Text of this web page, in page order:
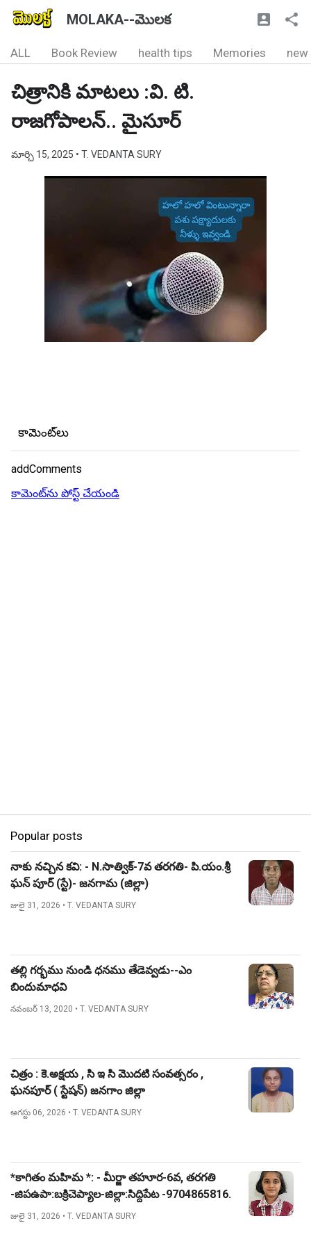
MOLAKA--మొలక
ALL Book Review health tips Memories new
చిత్రానికి మాటలు :వి. టి.
రాజగోపాలన్.. మైసూర్
మార్చి 15, 2025 • T. VEDANTA SURY
కామెంట్‌లు
addComments
కామెంట్‌ను పోస్ట్ చేయండి
Popular posts
నాకు నచ్చిన కవి: - N.సాత్విక్-7వ తరగతి- పి.యం.శ్రీ
ఘన్ పూర్ (స్టే)- జనగామ (జిల్లా)
జులై 31, 2026 • T. VEDANTA SURY
తల్లి గర్భము నుండి ధనము తేడెవ్వడు--ఎం
బిందుమాధవి
నవంబర్ 13, 2020 • T. VEDANTA SURY
చిత్రం : కె.అక్షయ , సి ఇ సి మొదటి సంవత్సరం ,
ఘనపూర్ ( స్టేషన్) జనగాం జిల్లా
ఆగస్టు 06, 2026 • T. VEDANTA SURY
*కాగితం మహిమ *: - మీర్జా తహూర-6వ, తరగతి
-జిపఉపా:బక్రిచెప్యాల-జిల్లా:సిద్దిపేట -9704865816.
జులై 31, 2026 • T. VEDANTA SURY